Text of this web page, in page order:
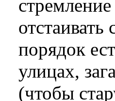
порядок
улицах,
(чтобы